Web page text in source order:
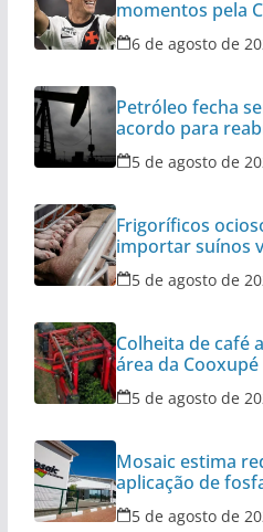
momentos pela
6 de agosto de
Petróleo fecha
acordo para
5 de agosto de
Frigoríficos
importar suínos
5 de agosto de
Colheita de café
área da Cooxupé
5 de agosto de
Mosaic estima
aplicação de
5 de agosto de